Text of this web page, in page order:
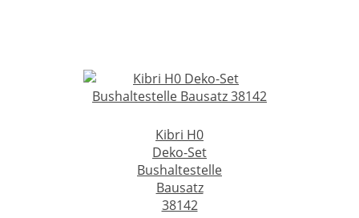
Kibri H0
Deko-Set
Bushaltestelle
Bausatz
38142